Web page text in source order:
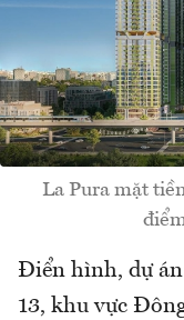
La Pura mặt
Điển hình, dự
13, khu vực